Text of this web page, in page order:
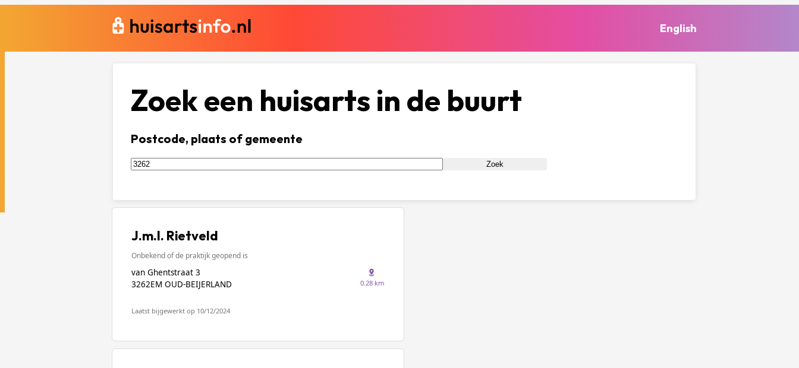
English
Zoek een huisarts in de buurt
Postcode, plaats of gemeente
Zoek
J.m.l. Rietveld
Onbekend of de praktijk geopend is
van Ghentstraat 3
3262EM OUD-BEIJERLAND
0.28 km
Laatst bijgewerkt op 10/12/2024